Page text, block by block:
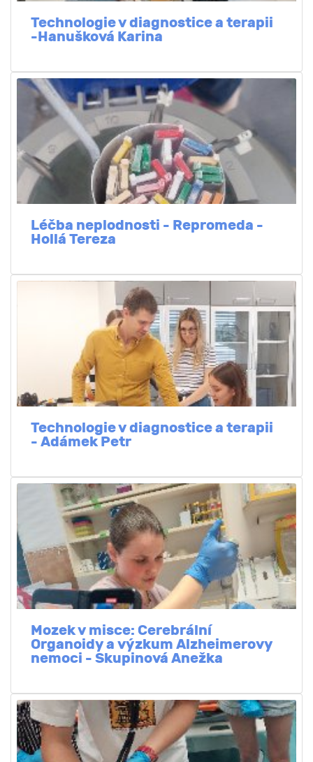
Technologie v diagnostice a terapii
-Hanušková Karina
Léčba neplodnosti - Repromeda -
Hollá Tereza
Technologie v diagnostice a terapii
- Adámek Petr
Mozek v misce: Cerebrální
Organoidy a výzkum Alzheimerovy
nemoci - Skupinová Anežka